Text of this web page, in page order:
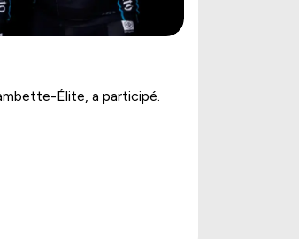
Élite, a participé.